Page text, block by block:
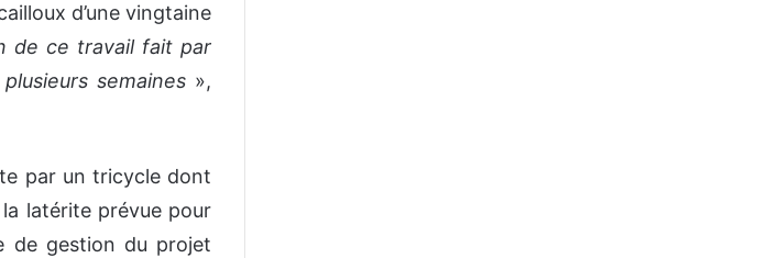
d’une vingtaine
de ce travail fait par
semaines »,
par un tricycle dont
latérite prévue pour
de gestion du projet